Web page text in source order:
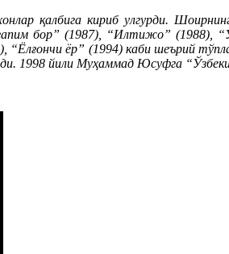
қалбига кириб улгурди.
бор” (1987), “Илтижо” (1988),
ёр” (1994) каби шеърий
1998 йили Муҳаммад Юсуфга